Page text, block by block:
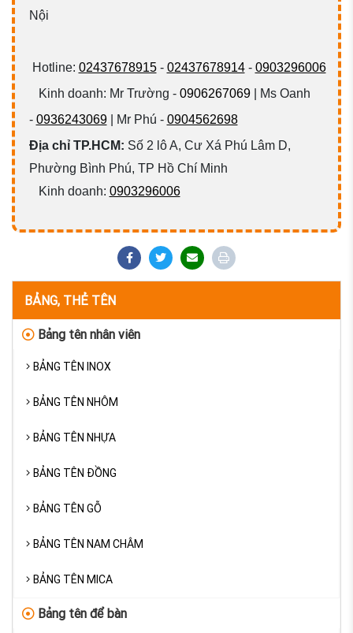
Nội
Hotline: 02437678915- 02437678914- 0903296006
Kinh doanh: Mr Trường - 0906267069| Ms Oanh
- 0936243069| Mr Phú - 0904562698
Địa chỉ TP.HCM: Số 2 lô A, Cư Xá Phú Lâm D,
Phường Bình Phú, TP Hồ Chí Minh
Kinh doanh: 0903296006
BẢNG, THẺ TÊN
Bảng tên nhân viên
BẢNG TÊN INOX
BẢNG TÊN NHÔM
BẢNG TÊN NHỰA
BẢNG TÊN ĐỒNG
BẢNG TÊN GỖ
BẢNG TÊN NAM CHÂM
BẢNG TÊN MICA
Bảng tên để bàn